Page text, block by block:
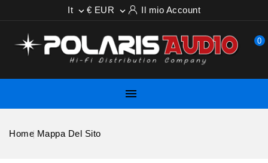
It  € EUR  Il mio Account
0

Home Mappa Del Sito